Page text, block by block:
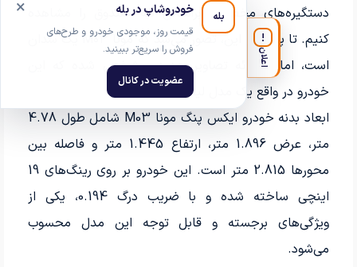
دستگیره‌های مخفی و برآمدگی لبه صندوق را مشاهده
کنیم. تا پیش از این، تصور می‌شد که مونا M03 یک سدان
است، اما با ارائه تصاویر جدید، مشخص شده که این
خودرو در واقع یک مدل لیفت‌بک است.
ابعاد بدنه خودرو ایکس پنگ مونا M03 شامل طول 4.78
متر، عرض 1.896 متر، ارتفاع 1.445 متر و فاصله بین
محورها 2.815 متر است. این خودرو بر روی رینگ‌های 19
اینچی ساخته شده و با ضریب درگ 0.194، یکی از
ویژگی‌های برجسته و قابل توجه این مدل محسوب
می‌شود.
!
اعلان
× بله خودروشاپ در بله
قیمت روز، موجودی خودرو و طرح‌های
فروش را سریع‌تر ببینید.
عضویت در کانال